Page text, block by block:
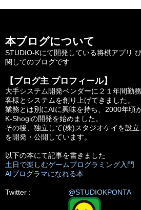
本ブログについて
STUDIO-Kにて開発している将棋アプリ
関してのブログです
【ブログ主 プロフィール】
大手システム開発ベンダーに２１年間勤
客様とシステムを創り上げてきました。
業務とは別にAIに興味を持ち、2000年頃
K-Shogiの開発を始めました。
その後、独立して(株)スタジオケイを設
を開発・公開しています。
以下の本にて記事を書きました
土日で楽しむゲームプログラミング入門
AIプログラマになれる本
Twitter : @STUDIOKPONTA